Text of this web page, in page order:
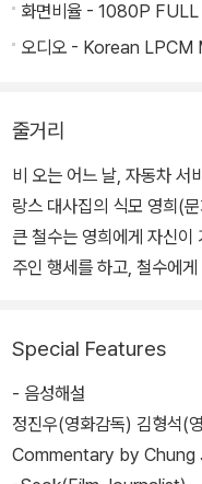
화면비율 - 1080P
오디오 - Korean LPCM
줄거리
비 오는 어느 날, 자동차 서
랑스 대사집의 식모 영희(
큰 철수는 영희에게 자신이
주인 행세를 하고, 철수에
로맨틱한 비오는 날의 데이
깊어 간다. 영희와 철수가
한 가정을 꿈꾸는 영희에게
에서 돈을 훔치다 행인들에
Special Features
- 음성해설
정진우(영화감독) 김형석(
Commentary by